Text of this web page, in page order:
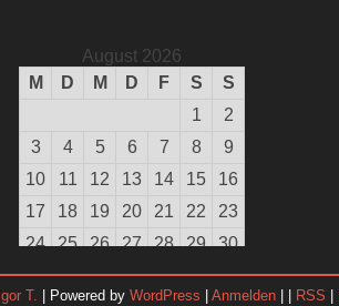
August 2026
M
D M D F S
S
1
2
3
4 5 6 7 8
9
10
11 12 13 14 15
16
17
18 19 20 21 22
23
24
25 26 27 28 29
30
31
Igor T. | Powered by WordPress Anmelden RSS